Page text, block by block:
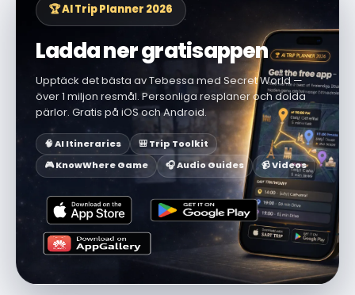
🏆 AI Trip Planner 2026
Ladda ner gratisappen
Upptäck det bästa av Tebessa med Secret World —
över 1 miljon resmål. Personliga resplaner och dolda
pärlor. Gratis på iOS och Android.
🧠 AI Itineraries
🎒 Trip Toolkit
🎮 KnowWhere Game
🎧 Audio Guides 📹 Videos